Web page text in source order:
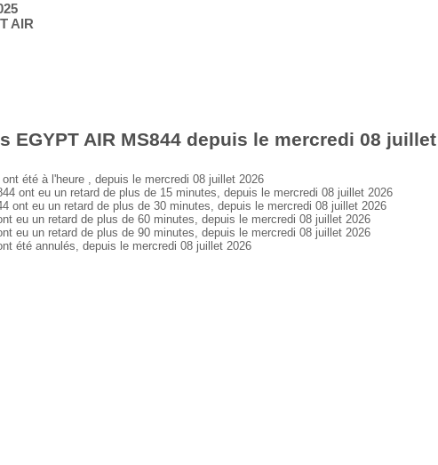
AIR
EGYPT AIR MS844 depuis le mercredi 08 juillet
été à l'heure , depuis le mercredi 08 juillet 2026
ont eu un retard de plus de 15 minutes, depuis le mercredi 08 juillet 2026
ont eu un retard de plus de 30 minutes, depuis le mercredi 08 juillet 2026
eu un retard de plus de 60 minutes, depuis le mercredi 08 juillet 2026
eu un retard de plus de 90 minutes, depuis le mercredi 08 juillet 2026
été annulés, depuis le mercredi 08 juillet 2026